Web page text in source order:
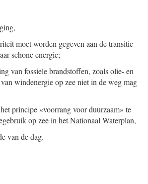
moet worden gegeven aan de transitie
schone energie;
van fossiele brandstoffen, zoals olie- en
windenergie op zee niet in de weg mag
principe «voorrang voor duurzaam» te
op zee in het Nationaal Waterplan,
van de dag.